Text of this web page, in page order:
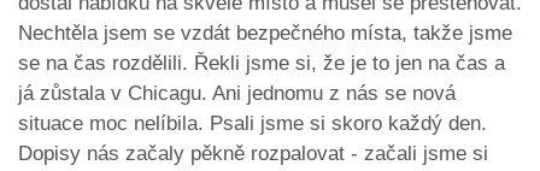
Nechtěla jsem se vzdát bezpečného místa, takže jsme
se na čas rozdělili. Řekli jsme si, že je to jen na čas a
já zůstala v Chicagu. Ani jednomu z nás se nová
situace moc nelíbila. Psali jsme si skoro každý den.
Dopisy nás začaly pěkně rozpalovat - začali jsme si